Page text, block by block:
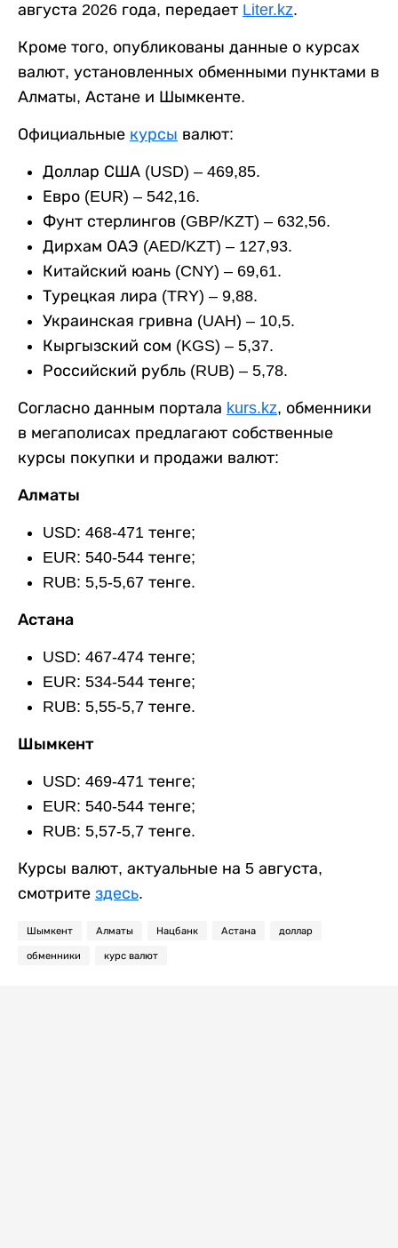
августа 2026 года, передает Liter.kz.
Кроме того, опубликованы данные о курсах
валют, установленных обменными пунктами в
Алматы, Астане и Шымкенте.
Официальные курсы валют:
Доллар США (USD) – 469,85.
Евро (EUR) – 542,16.
Фунт стерлингов (GBP/KZT) – 632,56.
Дирхам ОАЭ (AED/KZT) – 127,93.
Китайский юань (CNY) – 69,61.
Турецкая лира (TRY) – 9,88.
Украинская гривна (UAH) – 10,5.
Кыргызский сом (KGS) – 5,37.
Российский рубль (RUB) – 5,78.
Согласно данным портала kurs.kz, обменники
в мегаполисах предлагают собственные
курсы покупки и продажи валют:
Алматы
USD: 468-471 тенге;
EUR: 540-544 тенге;
RUB: 5,5-5,67 тенге.
Астана
USD: 467-474 тенге;
EUR: 534-544 тенге;
RUB: 5,55-5,7 тенге.
Шымкент
USD: 469-471 тенге;
EUR: 540-544 тенге;
RUB: 5,57-5,7 тенге.
Курсы валют, актуальные на 5 августа,
смотрите здесь.
Шымкент Алматы Нацбанк Астана доллар
обменники курс валют